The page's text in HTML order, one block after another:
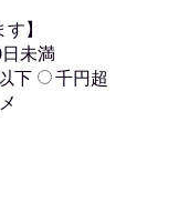
】
日未満
下
千円超